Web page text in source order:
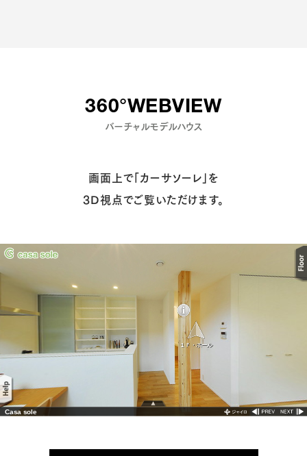
360°WEBVIEW
バーチャルモデルハウス
画面上で「カーサソーレ」を
3D視点でご覧いただけます。